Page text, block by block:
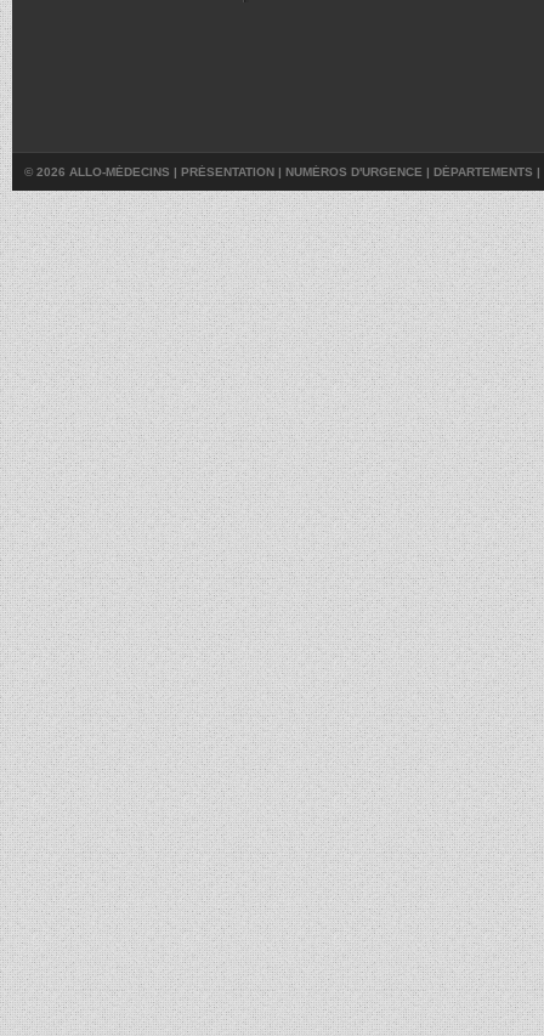
© 2026 ALLO-MÉDECINS | PRÉSENTATION | NUMÉROS D'URGENCE | DÉPARTEMENTS |